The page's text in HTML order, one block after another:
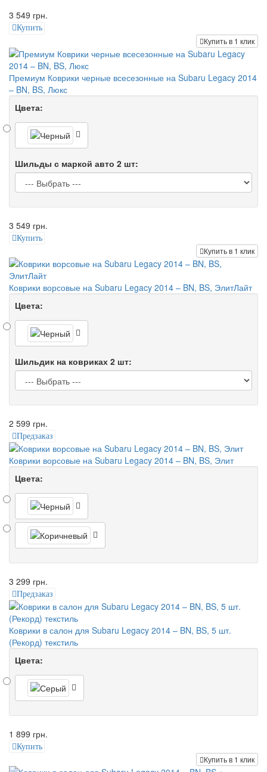
3 549 грн.
Купить
Купить в 1 клик
Премиум Коврики черные всесезонные на Subaru Legacy 2014
– BN, BS, Люкс
Цвета:
Шильды с маркой авто 2 шт:
3 549 грн.
Купить
Купить в 1 клик
Коврики ворсовые на Subaru Legacy 2014 – BN, BS, ЭлитЛайт
Цвета:
Шильдик на ковриках 2 шт:
2 599 грн.
Предзаказ
Коврики ворсовые на Subaru Legacy 2014 – BN, BS, Элит
Цвета:
3 299 грн.
Предзаказ
Коврики в салон для Subaru Legacy 2014 – BN, BS, 5 шт.
(Рекорд) текстиль
Цвета:
1 899 грн.
Купить
Купить в 1 клик